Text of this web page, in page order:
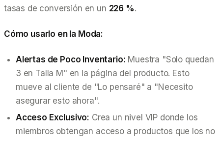
tasas de conversión en un 226 %.
Cómo usarlo en la Moda:
Alertas de Poco Inventario: Muestra "Solo quedan
3 en Talla M" en la página del producto. Esto
mueve al cliente de "Lo pensaré" a "Necesito
asegurar esto ahora".
Acceso Exclusivo: Crea un nivel VIP donde los
miembros obtengan acceso a productos que los no